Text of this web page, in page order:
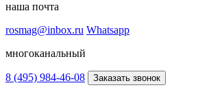
наша почта
rosmag@inbox.ru Whatsapp
многоканальный
8 (495) 984-46-08 Заказать звонок